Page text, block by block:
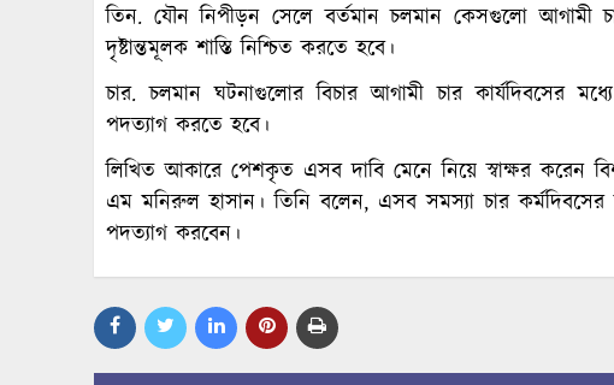
তিন. যৌন নিপীড়ন সেলে বর্তমান চলমান কেসগুলো আগামী
দৃষ্টান্তমূলক শাস্তি নিশ্চিত করতে হবে।
চার. চলমান ঘটনাগুলোর বিচার আগামী চার কার্যদিবসের
পদত্যাগ করতে হবে।
লিখিত আকারে পেশকৃত এসব দাবি মেনে নিয়ে স্বাক্ষর করেন
এম মনিরুল হাসান। তিনি বলেন, এসব সমস্যা চার কর্মদিবসের
পদত্যাগ করবেন।